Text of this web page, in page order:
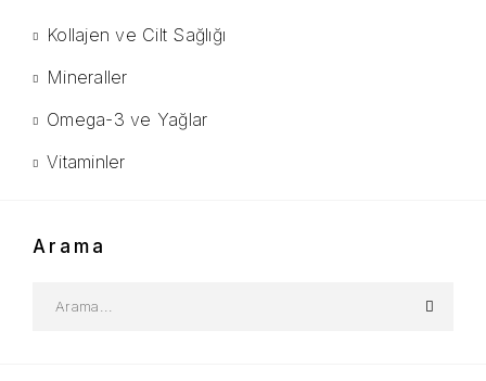
Kollajen ve Cilt Sağlığı
Mineraller
Omega-3 ve Yağlar
Vitaminler
Arama